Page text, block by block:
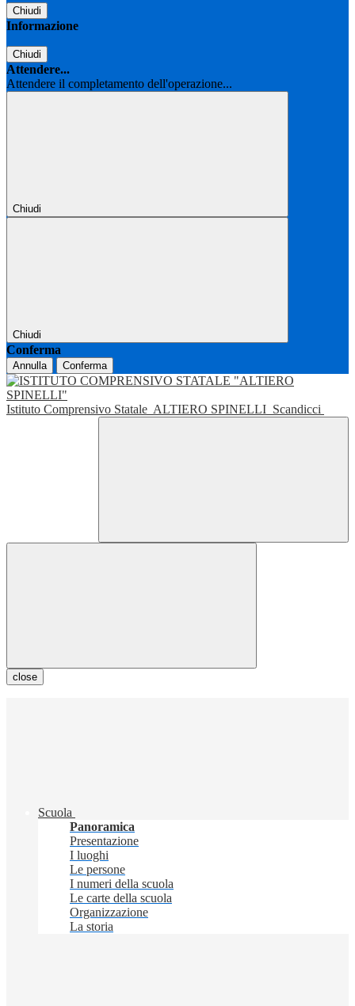
Chiudi
Informazione
Chiudi
Attendere...
Attendere il completamento dell'operazione...
Chiudi
Chiudi
Conferma
Annulla Conferma
Istituto Comprensivo Statale ALTIERO SPINELLI Scandicci
close
Scuola
Panoramica
Presentazione
I luoghi
Le persone
I numeri della scuola
Le carte della scuola
Organizzazione
La storia